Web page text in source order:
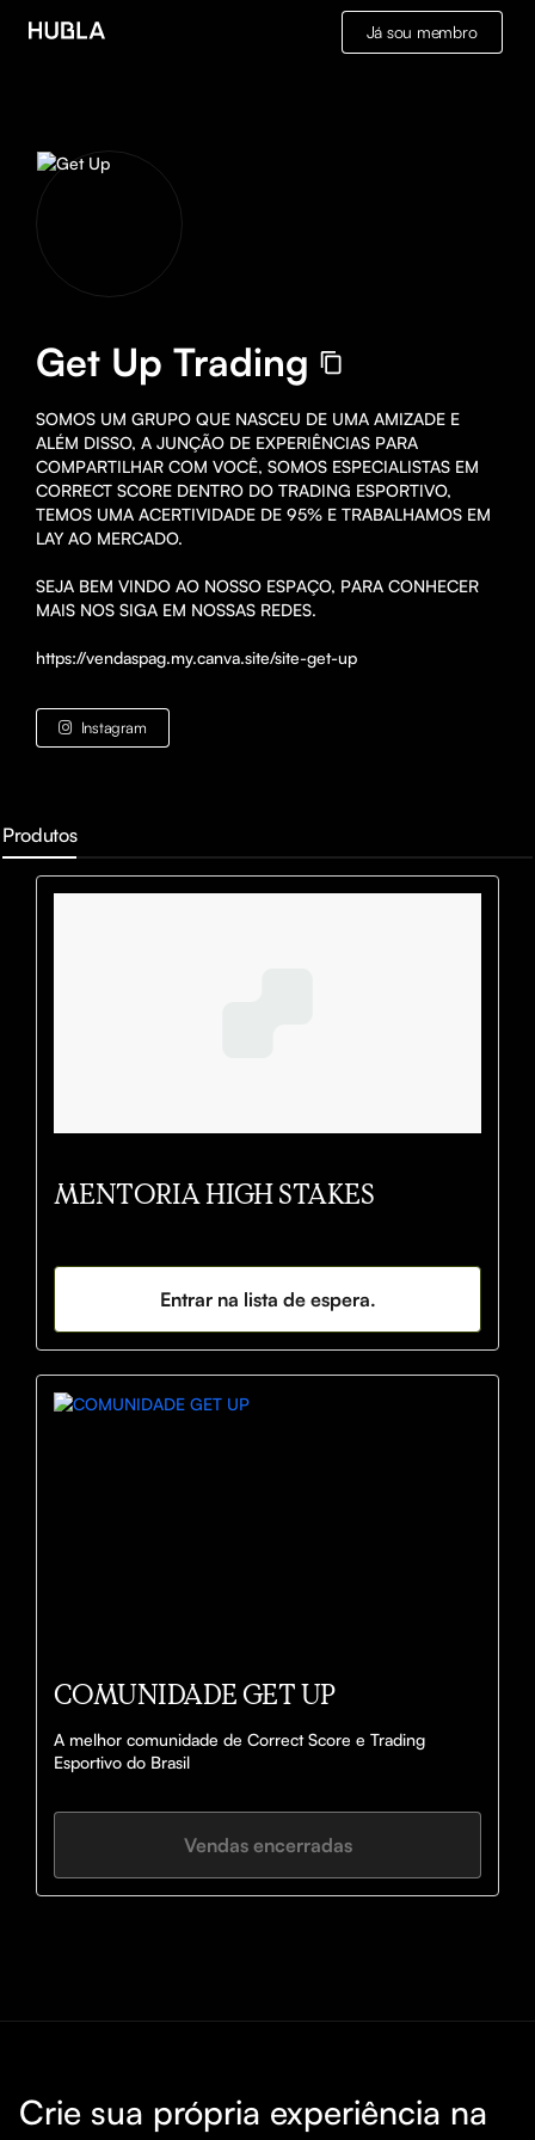
Já sou membro
Get Up Trading
SOMOS UM GRUPO QUE NASCEU DE UMA AMIZADE E
ALÉM DISSO, A JUNÇÃO DE EXPERIÊNCIAS PARA
COMPARTILHAR COM VOCÊ, SOMOS ESPECIALISTAS EM
CORRECT SCORE DENTRO DO TRADING ESPORTIVO,
TEMOS UMA ACERTIVIDADE DE 95% E TRABALHAMOS EM
LAY AO MERCADO.
SEJA BEM VINDO AO NOSSO ESPAÇO, PARA CONHECER
MAIS NOS SIGA EM NOSSAS REDES.
https://vendaspag.my.canva.site/site-get-up
Instagram
Produtos
MENTORIA HIGH STAKES
Entrar na lista de espera.
COMUNIDADE GET UP
A melhor comunidade de Correct Score e Trading
Esportivo do Brasil
Vendas encerradas
Crie sua própria experiência na